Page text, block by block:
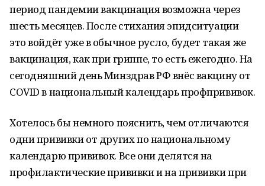
период пандемии вакцинация возможна через
шесть месяцев. После стихания эпидситуации
это войдёт уже в обычное русло, будет такая же
вакцинация, как при гриппе, то есть ежегодно. На
сегодняшний день Минздрав РФ внёс вакцину от
COVID в национальный календарь профпрививок.
Хотелось бы немного пояснить, чем отличаются
одни прививки от других по национальному
календарю прививок. Все они делятся на
профилактические прививки и на прививки при